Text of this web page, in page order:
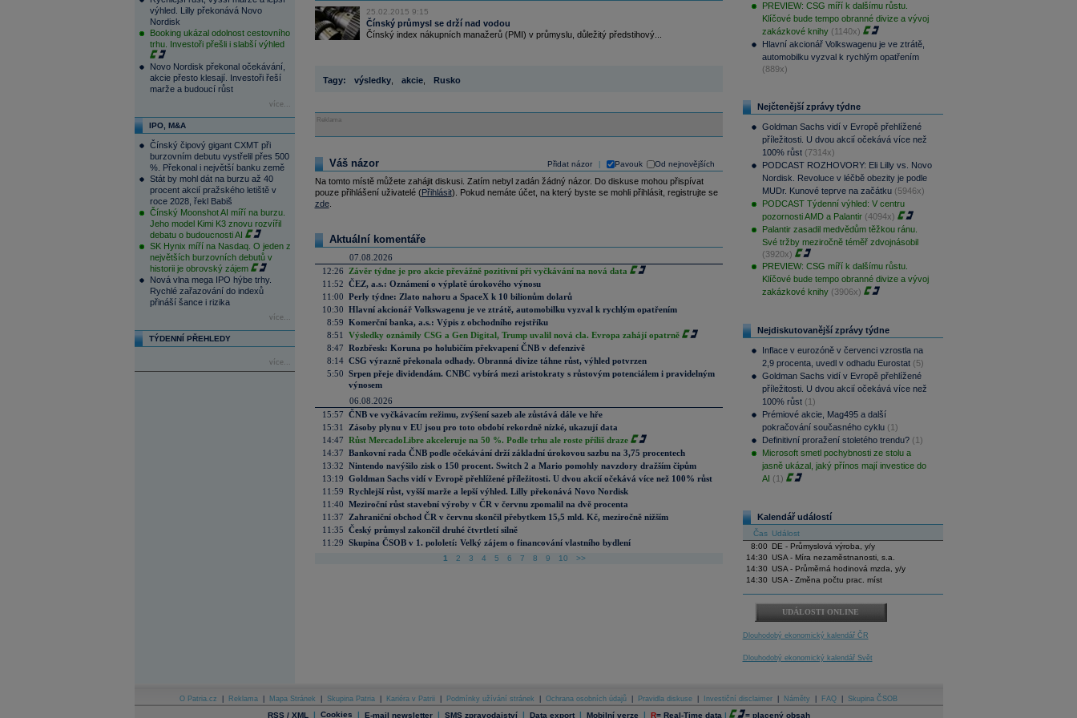
výhled. Lilly překonává Novo
Nordisk
Booking ukázal odolnost cestovního
trhu. Investoři přešli i slabší výhled
Novo Nordisk překonal očekávání,
akcie přesto klesají. Investoři řeší
marže a budoucí růst
více...
IPO, M&A
Čínský čipový gigant CXMT při
burzovním debutu vystřelil přes 500
%. Překonal i největší banku země
Stát by mohl dát na burzu až 40
procent akcií pražského letiště v
roce 2028, řekl Babiš
Čínský Moonshot AI míří na burzu.
Jeho model Kimi K3 znovu rozvířil
debatu o budoucnosti AI
SK Hynix míří na Nasdaq. O jeden z
největších burzovních debutů v
historii je obrovský zájem
Nová vlna mega IPO hýbe trhy.
Rychlé zařazování do indexů
přináší šance i rizika
více...
TÝDENNÍ PŘEHLEDY
více...
25.02.2015 9:15
Čínský průmysl se drží nad vodou
Čínský index nákupních manažerů (PMI) v průmyslu, důležitý předstihový...
Tagy: výsledky, akcie, Rusko
Reklama
Přidat názor Pavouk Od nejnovějších
Váš názor
Na tomto místě můžete zahájit diskusi. Zatím nebyl zadán žádný názor. Do diskuse mohou přispívat
pouze přihlášení uživatelé (Přihlásit). Pokud nemáte účet, na který byste se mohli přihlásit, registrujte se
zde.
Aktuální komentáře
07.08.2026
12:26
Závěr týdne je pro akcie převážně pozitivní při vyčkávání na nová data
11:52 ČEZ, a.s.: Oznámení o výplatě úrokového výnosu
11:00 Perly týdne: Zlato nahoru a SpaceX k 10 bilionům dolarů
10:30 Hlavní akcionář Volkswagenu je ve ztrátě, automobilku vyzval k rychlým opatřením
8:59 Komerční banka, a.s.: Výpis z obchodního rejstříku
8:51
Výsledky oznámily CSG a Gen Digital, Trump uvalil nová cla. Evropa zahájí opatrně
8:47 Rozbřesk: Koruna po holubičím překvapení ČNB v defenzivě
8:14 CSG výrazně překonala odhady. Obranná divize táhne růst, výhled potvrzen
5:50 Srpen přeje dividendám. CNBC vybírá mezi aristokraty s růstovým potenciálem i pravidelným
výnosem
06.08.2026
15:57 ČNB ve vyčkávacím režimu, zvýšení sazeb ale zůstává dále ve hře
15:31
Zásoby plynu v EU jsou pro toto období rekordně nízké, ukazují data
14:47 Růst MercadoLibre akceleruje na 50 %. Podle trhu ale roste příliš draze
14:37 Bankovní rada ČNB podle očekávání drží základní úrokovou sazbu na 3,75 procentech
13:32 Nintendo navýšilo zisk o 150 procent. Switch 2 a Mario pomohly navzdory dražším čipům
13:19 Goldman Sachs vidí v Evropě přehlížené příležitosti. U dvou akcií očekává více než 100% růst
11:59 Rychlejší růst, vyšší marže a lepší výhled. Lilly překonává Novo Nordisk
11:40 Meziroční růst stavební výroby v ČR v červnu zpomalil na dvě procenta
11:37
Zahraniční obchod ČR v červnu skončil přebytkem 15,5 mld. Kč, meziročně nižším
11:35 Český průmysl zakončil druhé čtvrtletí silně
11:29 Skupina ČSOB v 1. pololetí: Velký zájem o financování vlastního bydlení
1 2 3 4 5 6 7 8 9 10 >>
PREVIEW: CSG míří k dalšímu růstu.
Klíčové bude tempo obranné divize a vývoj
zakázkové knihy (1140x)
Hlavní akcionář Volkswagenu je ve ztrátě,
automobilku vyzval k rychlým opatřením
(889x)
Nejčtenější zprávy týdne
Goldman Sachs vidí v Evropě přehlížené
příležitosti. U dvou akcií očekává více než
100% růst (7314x)
PODCAST ROZHOVORY: Eli Lilly vs. Novo
Nordisk. Revoluce v léčbě obezity je podle
MUDr. Kunové teprve na začátku (5946x)
PODCAST Týdenní výhled: V centru
pozornosti AMD a Palantir (4094x)
Palantir zasadil medvědům těžkou ránu.
Své tržby meziročně téměř zdvojnásobil
(3920x)
PREVIEW: CSG míří k dalšímu růstu.
Klíčové bude tempo obranné divize a vývoj
zakázkové knihy (3906x)
Nejdiskutovanější zprávy týdne
Inflace v eurozóně v červenci vzrostla na
2,9 procenta, uvedl v odhadu Eurostat (5)
Goldman Sachs vidí v Evropě přehlížené
příležitosti. U dvou akcií očekává více než
100% růst (1)
Prémiové akcie, Mag495 a další
pokračování současného cyklu (1)
Definitivní proražení stoletého trendu? (1)
Microsoft smetl pochybnosti ze stolu a
jasně ukázal, jaký přínos mají investice do
AI (1)
Kalendář událostí
Čas Událost
8:00
DE - Průmyslová výroba, y/y
14:30 USA - Míra nezaměstnanosti, s.a.
14:30 USA - Průměrná hodinová mzda, y/y
14:30 USA - Změna počtu prac. míst
UDÁLOSTI ONLINE
Dlouhodobý ekonomický kalendář ČR
Dlouhodobý ekonomický kalendář Svět
O Patria.cz Reklama Mapa Stránek Skupina Patria Kariéra v Patrii Podmínky užívání stránek Ochrana osobních údajů Pravidla diskuse Investiční disclaimer Náměty FAQ Skupina ČSOB
RSS / XML | Cookies | E-mail newsletter | SMS zpravodajství | Data export | Mobilní verze | R= Real-Time data | = placený obsah